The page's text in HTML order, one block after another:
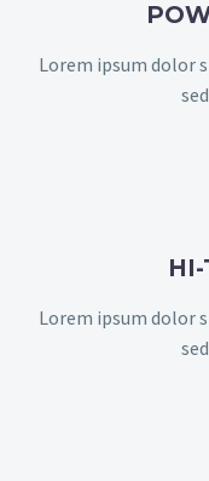
Lorem ipsum dolor
Lorem ipsum dolor